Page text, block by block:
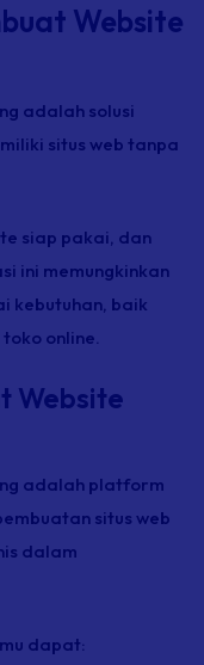
Website
adalah solusi
situs web tanpa
siap pakai, dan
ini memungkinkan
kebutuhan, baik
online.
Website
adalah platform
situs web
dalam
dapat: